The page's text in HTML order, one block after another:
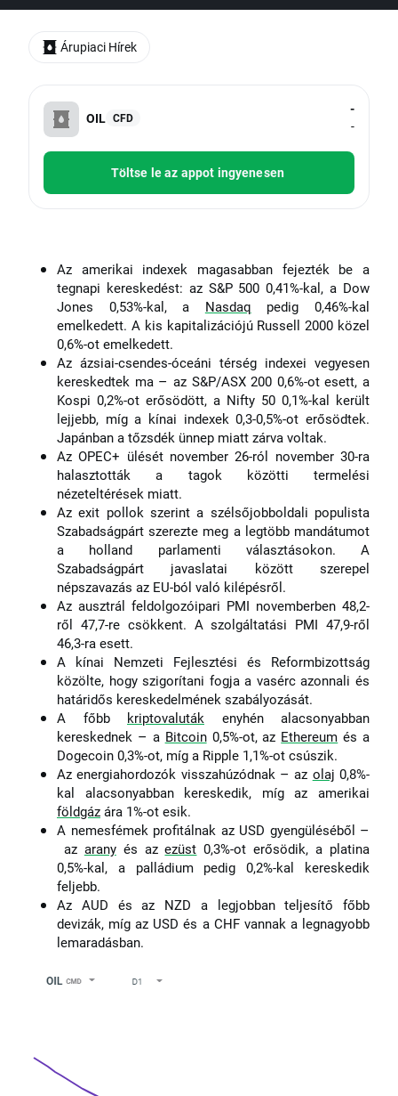
OIL CFD
-
-
Töltse le az appot ingyenesen
Az amerikai indexek magasabban fejezték be a
tegnapi kereskedést: az S&P 500 0,41%-kal, a Dow
Jones 0,53%-kal, a Nasdaq pedig 0,46%-kal
emelkedett. A kis kapitalizációjú Russell 2000 közel
0,6%-ot emelkedett.
Az ázsiai-csendes-óceáni térség indexei vegyesen
kereskedtek ma – az S&P/ASX 200 0,6%-ot esett, a
Kospi 0,2%-ot erősödött, a Nifty 50 0,1%-kal került
lejjebb, míg a kínai indexek 0,3-0,5%-ot erősödtek.
Japánban a tőzsdék ünnep miatt zárva voltak.
Az OPEC+ ülését november 26-ról november 30-ra
halasztották a tagok közötti termelési
nézeteltérések miatt.
Az exit pollok szerint a szélsőjobboldali populista
Szabadságpárt szerezte meg a legtöbb mandátumot
a holland parlamenti választásokon. A
Szabadságpárt javaslatai között szerepel
népszavazás az EU-ból való kilépésről.
Az ausztrál feldolgozóipari PMI novemberben 48,2-
ről 47,7-re csökkent. A szolgáltatási PMI 47,9-ről
46,3-ra esett.
A kínai Nemzeti Fejlesztési és Reformbizottság
közölte, hogy szigorítani fogja a vasérc azonnali és
határidős kereskedelmének szabályozását.
A főbb
kriptovaluták enyhén alacsonyabban
kereskednek – a Bitcoin0,5%-ot, az Ethereum és a
Dogecoin 0,3%-ot, míg a Ripple 1,1%-ot csúszik.
Az energiahordozók visszahúzódnak – az olaj 0,8%-
kal alacsonyabban kereskedik, míg az amerikai
földgáz ára 1%-ot esik.
A nemesfémek profitálnak az USD gyengüléséből –
az aranyés azezüst 0,3%-ot erősödik, a platina
0,5%-kal, a palládium pedig 0,2%-kal kereskedik
feljebb.
Az AUD és az NZD a legjobban teljesítő főbb
devizák, míg az USD és a CHF vannak a legnagyobb
lemaradásban.
Árupiaci Hírek